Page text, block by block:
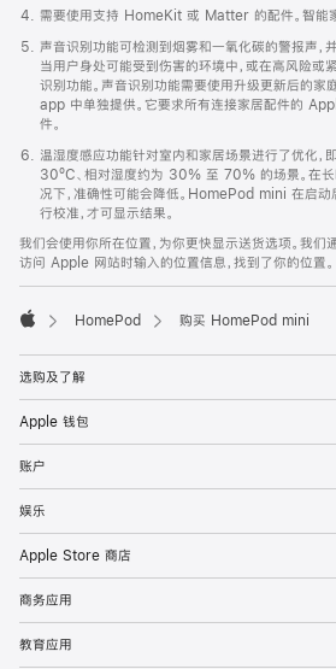
需要使用支持 HomeKit 或 Matter 的配件。智能
声音识别功能可检测到烟雾和一氧化碳的警报声，
当用户身处可能受到伤害的环境中，或在高风险或
识别功能。声音识别功能需要使用升级更新后的家
app 中单独提供。它要求所有连接家居配件的
件。
温湿度感应功能针对室内和家居场景进行了优化，
30ºC、相对湿度约为 30% 至 70% 的场景。在
况下，准确性可能会降低。HomePod mini 在启动
行校准，才可显示结果。
我们会使用你所在位置，为你更快显示送货选项。我们
访问 Apple 网站时输入的位置信息，找到了你的位置。
HomePod 购买 HomePod mini
选购及了解
Apple 钱包
账户
娱乐
Apple Store 商店
商务应用
教育应用